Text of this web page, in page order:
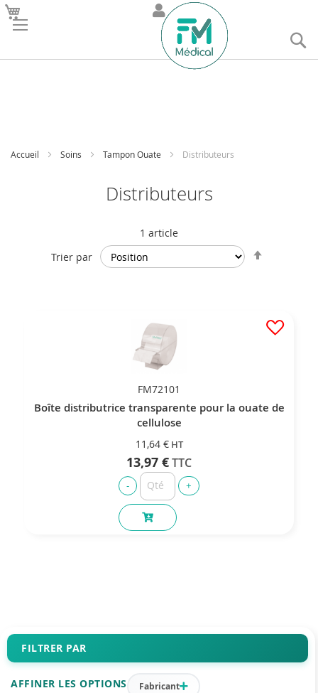
Accueil Soins Tampon Ouate Distributeurs
Distributeurs
1 article
Trier par
FM72101
Boîte distributrice transparente pour la ouate de
cellulose
11,64 €
13,97 €
FILTRER PAR
AFFINER LES OPTIONS Fabricant